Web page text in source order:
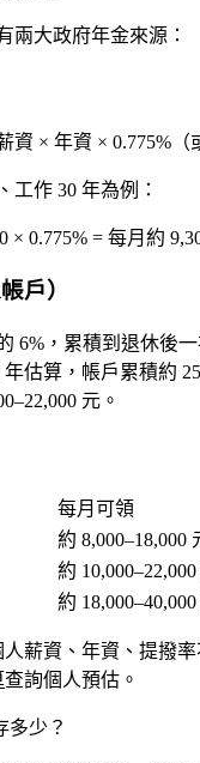
兩大政府年金來源：
資 × 年資 × 0.775%
工作 30 年為例：
× 0.775% = 每月約
戶）
6%，累積到退休後
年估算，帳戶累積約
元 。
每月可領
約 8,000–18,000
約
約
薪資、年資、提撥
查詢個人預估。
多少？